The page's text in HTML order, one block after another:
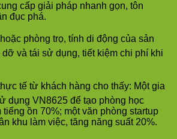
cấp giải pháp nhanh gọn, tôn
đục phá.
phòng trọ, tính di động của sản
và tái sử dụng, tiết kiệm chi phí khi
tế từ khách hàng cho thấy: Một gia
dụng VN8625 để tạo phòng học
ồn 70%; một văn phòng startup
khu làm việc, tăng năng suất 20%.